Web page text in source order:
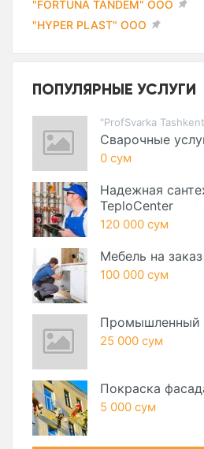
"FORTUNA TANDEM" ООО
"HYPER PLAST" ООО
ПОПУЛЯРНЫЕ УСЛУГИ
"ProfSvarka
Сварочные
0 сум
Надежная
TeploCenter
120 000 сум
Мебель на
100 000 сум
Промышленный
25 000 сум
Покраска
5 000 сум